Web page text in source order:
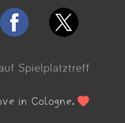
Spielplatztreff
in Cologne.